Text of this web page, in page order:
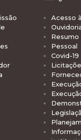
Acesso
Resumo
Pessoal
Covid-19